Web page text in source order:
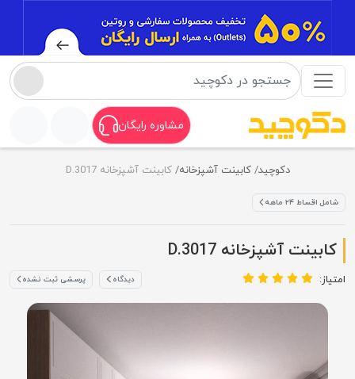
مشاوره رایگان
دکوچید کابینت آشپزخانه کابینت آشپزخانه D.3017
شامل اقساط ۲۴ ماهه
کابینت آشپزخانه D.3017
امتیاز: دیدگاه پرسشی ثبت نشده